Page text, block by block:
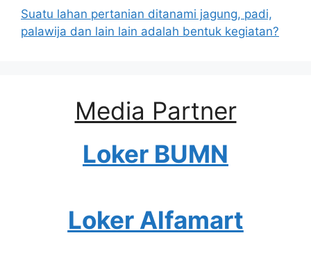
Suatu lahan pertanian ditanami jagung, padi,
palawija dan lain lain adalah bentuk kegiatan?
Media Partner
Loker BUMN
Loker Alfamart